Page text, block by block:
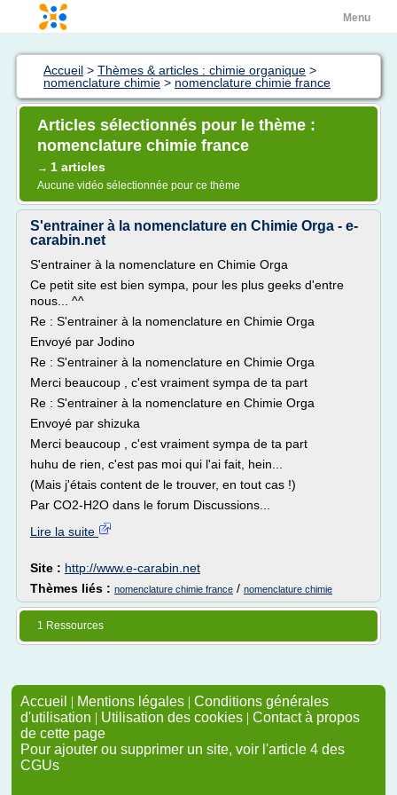
Menu
Accueil > Thèmes & articles : chimie organique >
nomenclature chimie > nomenclature chimie france
Articles sélectionnés pour le thème :
nomenclature chimie france
→ 1 articles
Aucune vidéo sélectionnée pour ce thème
S'entrainer à la nomenclature en Chimie Orga - e-
carabin.net
S'entrainer à la nomenclature en Chimie Orga
Ce petit site est bien sympa, pour les plus geeks d'entre
nous... ^^
Re : S'entrainer à la nomenclature en Chimie Orga
Envoyé par Jodino
Re : S'entrainer à la nomenclature en Chimie Orga
Merci beaucoup , c'est vraiment sympa de ta part
Re : S'entrainer à la nomenclature en Chimie Orga
Envoyé par shizuka
Merci beaucoup , c'est vraiment sympa de ta part
huhu de rien, c'est pas moi qui l'ai fait, hein...
(Mais j'étais content de le trouver, en tout cas !)
Par CO2-H2O dans le forum Discussions...
Lire la suite
Site : http://www.e-carabin.net
Thèmes liés : nomenclature chimie france / nomenclature chimie
1 Ressources
Accueil | Mentions légales | Conditions générales
d'utilisation | Utilisation des cookies | Contact à propos
de cette page
Pour ajouter ou supprimer un site, voir l'article 4 des
CGUs